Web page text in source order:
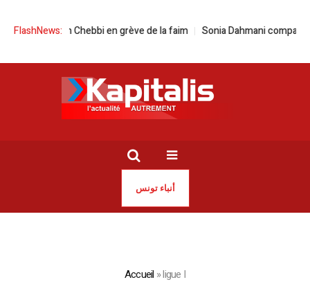
FlashNews:
| Issam Chebbi en grève de la faim Sonia Dahmani comparaît
أنباء تونس
Accueil »ligue I